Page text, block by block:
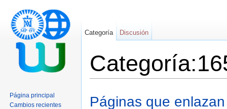
Páginas que
Categoría Discusión
Página principal
Cambios recientes